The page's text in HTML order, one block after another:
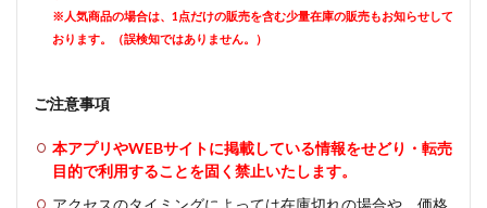
※人気商品の場合は、1点だけの販売を含む少量在庫の販売もお知らせして
おります。（誤検知ではありません。）
ご注意事項
本アプリやWEBサイトに掲載している情報をせどり・転売
目的で利用することを固く禁止いたします。
アクセスのタイミングによっては在庫切れの場合や、価格